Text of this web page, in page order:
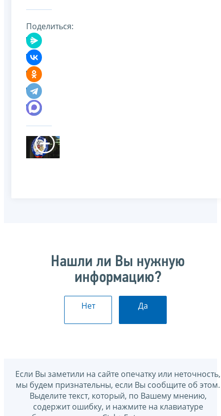
Поделиться:
Нашли ли Вы нужную
информацию?
Нет Да
Если Вы заметили на сайте опечатку или неточность,
мы будем признательны, если Вы сообщите об этом.
Выделите текст, который, по Вашему мнению,
содержит ошибку, и нажмите на клавиатуре